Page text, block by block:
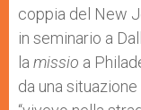
coppia del New
in seminario a
la missio a
da una